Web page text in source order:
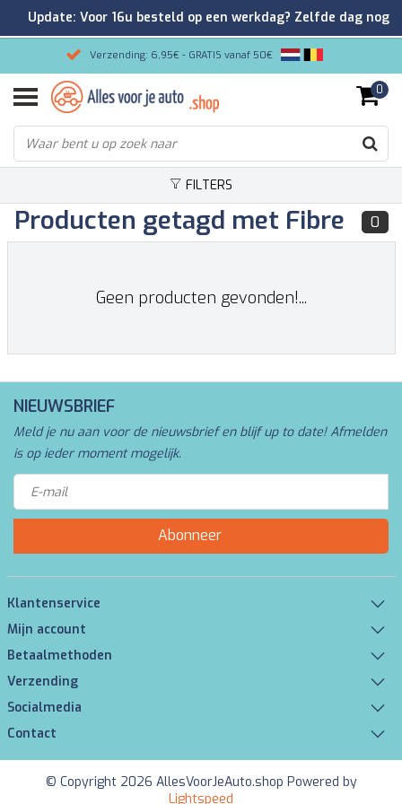
Verzending: 6,95€ - GRATIS vanaf 50€
Gemakkelijk bestellen/Veilig betalen
9.2/10 Klantenrating via Kiyoh!
0
FILTERS
Producten getagd met Fibre 0
Geen producten gevonden!...
NIEUWSBRIEF
Meld je nu aan voor de nieuwsbrief en blijf up to date! Afmelden
is op ieder moment mogelijk.
Abonneer
Klantenservice
Mijn account
Betaalmethoden
Verzending
Socialmedia
Contact
© Copyright 2026 AllesVoorJeAuto.shop Powered by
Lightspeed
Update: Voor 16u besteld op een werkdag? Zelfde dag nog
verzonden!